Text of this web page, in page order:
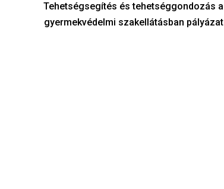
Tehetségsegítés és tehetséggondozás a
gyermekvédelmi szakellátásban pályázat